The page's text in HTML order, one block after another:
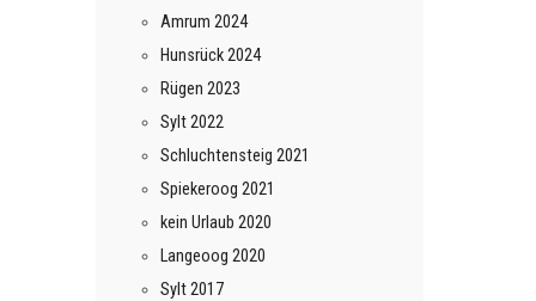
Amrum 2024
Hunsrück 2024
Rügen 2023
Sylt 2022
Schluchtensteig 2021
Spiekeroog 2021
kein Urlaub 2020
Langeoog 2020
Sylt 2017